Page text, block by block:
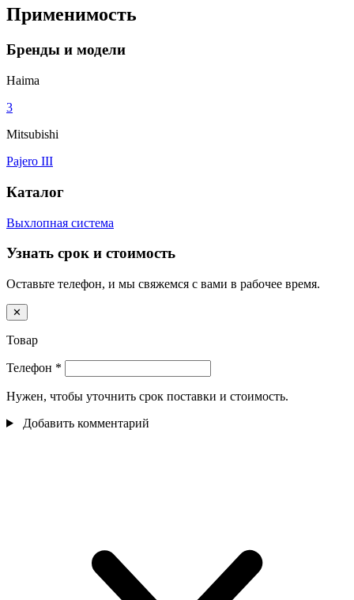
Применимость
Бренды и модели
Haima
3
Mitsubishi
Pajero III
Каталог
Выхлопная система
Узнать срок и стоимость
Оставьте телефон, и мы свяжемся с вами в рабочее время.
✕
Товар
Телефон *
Нужен, чтобы уточнить срок поставки и стоимость.
Добавить комментарий